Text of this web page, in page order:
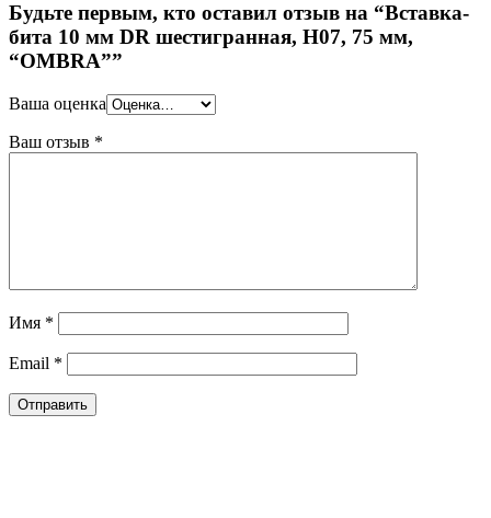
Будьте первым, кто оставил отзыв на “Вставка-
бита 10 мм DR шестигранная, H07, 75 мм,
“OMBRA””
Ваша оценка
Ваш отзыв *
Имя *
Email *